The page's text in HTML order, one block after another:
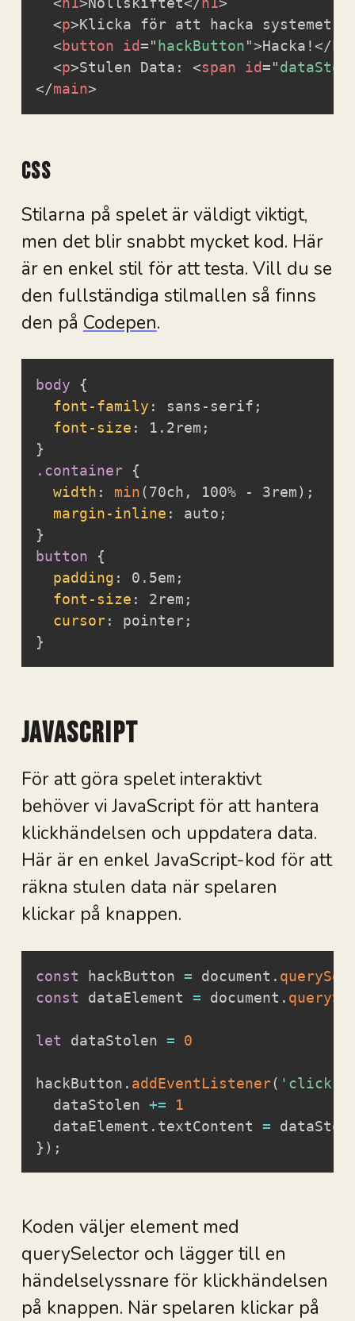
<p>Klicka för att hacka systemet
<button id=" hackButton">Hacka!</
<p>Stulen Data: <span id="
</main>
CSS
Stilarna på spelet är väldigt viktigt,
men det blir snabbt mycket kod. Här
är en enkel stil för att testa. Vill du se
den fullständiga stilmallen så finns
den på Codepen.
body
{
font-family : sans-serif ;
font-size : 1.2rem ;
}
.container
{
width : min(70ch , 100% - 3rem) ;
margin-inline : auto ;
}
button
{
padding : 0.5em ;
font-size : 2rem ;
cursor: pointer;
}
JavaScript
För att göra spelet interaktivt
behöver vi JavaScript för att hantera
klickhändelsen och uppdatera data.
Här är en enkel JavaScript-kod för att
räkna stulen data när spelaren
klickar på knappen.
const hackButton = document .
const
dataElement = document .
let dataStolen = 0
hackButton . addEventListener( 'click'
  dataStolen
+=
1
  dataElement
. textContent =
} ) ;
Koden väljer element med
querySelector och lägger till en
händelselyssnare för klickhändelsen
på knappen. När spelaren klickar på